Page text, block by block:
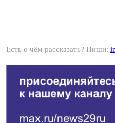
Есть о чём рассказать? Пиши: